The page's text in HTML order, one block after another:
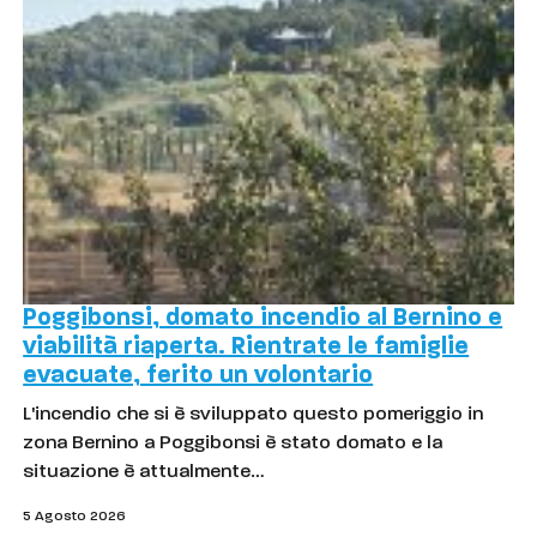
Poggibonsi, domato incendio al Bernino e
viabilità riaperta. Rientrate le famiglie
evacuate, ferito un volontario
L'incendio che si è sviluppato questo pomeriggio in
zona Bernino a Poggibonsi è stato domato e la
situazione è attualmente…
5 Agosto 2026